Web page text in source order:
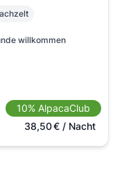
willkommen
10% AlpacaClub
38,50€/ Nacht